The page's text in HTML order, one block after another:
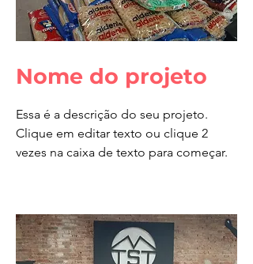
Nome do projeto
Essa é a descrição do seu projeto.
Clique em editar texto ou clique 2
vezes na caixa de texto para começar.